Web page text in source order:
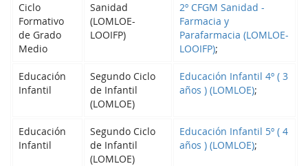
Ciclo
Formativo
de Grado
Medio
Sanidad
(LOMLOE-
LOOIFP)
2º CFGM Sanidad -
Farmacia y
Parafarmacia (LOMLOE-
LOOIFP);
Educación
Infantil
Segundo Ciclo
de Infantil
(LOMLOE)
Educación Infantil 4º ( 3
años ) (LOMLOE);
Educación
Infantil
Segundo Ciclo
de Infantil
(LOMLOE)
Educación Infantil 5º ( 4
años ) (LOMLOE);